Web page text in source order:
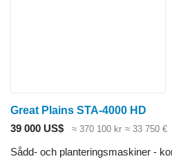
Great Plains STA-4000 HD
39 000 US$
≈ 370 100 kr ≈ 33 750 €
Sådd- och planteringsmaskiner -